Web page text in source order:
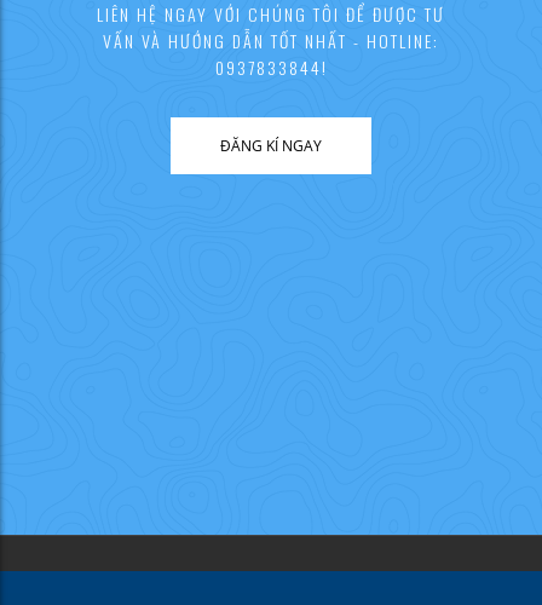
LIÊN HỆ NGAY VỚI CHÚNG TÔI ĐỂ ĐƯỢC TƯ
VẤN VÀ HƯỚNG DẪN TỐT NHẤT - HOTLINE:
0937833844!
ĐĂNG KÍ NGAY